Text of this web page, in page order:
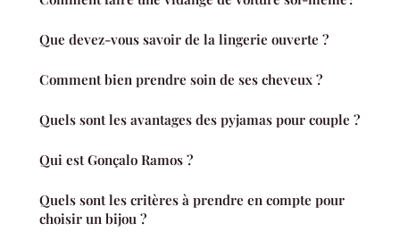
Que devez-vous savoir de la lingerie ouverte ?
Comment bien prendre soin de ses cheveux ?
Quels sont les avantages des pyjamas pour couple ?
Qui est Gonçalo Ramos ?
Quels sont les critères à prendre en compte pour
choisir un bijou ?